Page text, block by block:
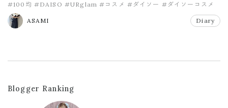
#100均 #DAISO #URglam #コスメ #ダイソー #ダイソーコスメ
ASAMI Diary
Blogger Ranking